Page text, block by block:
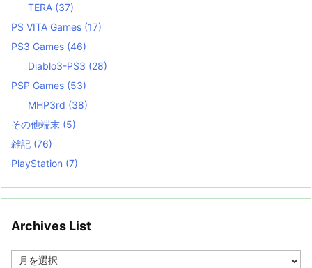
TERA (37)
PS VITA Games (17)
PS3 Games (46)
Diablo3-PS3 (28)
PSP Games (53)
MHP3rd (38)
その他端末 (5)
雑記 (76)
PlayStation (7)
Archives List